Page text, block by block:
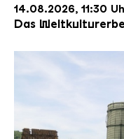
14.08.2026, 11:30
Das